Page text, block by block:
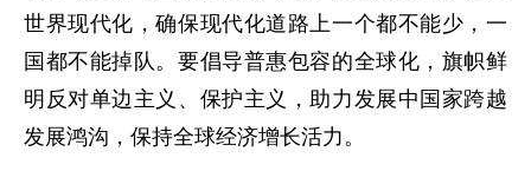
世界现代化，确保现代化道路上一个都不能少，一
国都不能掉队。要倡导普惠包容的全球化，旗帜鲜
明反对单边主义、保护主义，助力发展中国家跨越
发展鸿沟，保持全球经济增长活力。